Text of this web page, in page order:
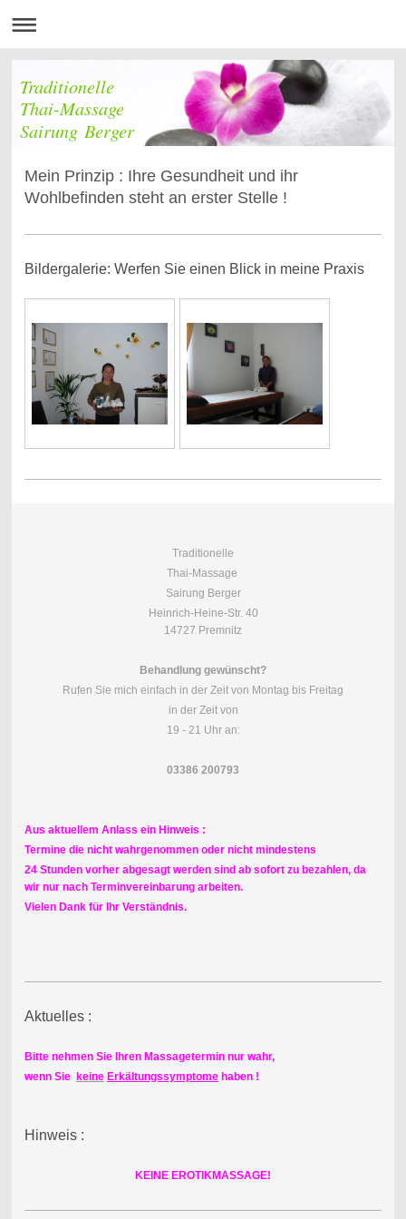
Traditionelle
Thai-Massage
Sairung Berger
Mein Prinzip : Ihre Gesundheit und ihr
Wohlbefinden steht an erster Stelle !
Bildergalerie: Werfen Sie einen Blick in meine Praxis
Traditionelle
Thai-Massage
Sairung Berger
Heinrich-Heine-Str. 40
14727 Premnitz
Behandlung gewünscht?
Rufen Sie mich einfach in der Zeit von Montag bis Freitag
in der Zeit von
19 - 21 Uhr an:
03386 200793
Aus aktuellem Anlass ein Hinweis :
Termine die nicht wahrgenommen oder nicht mindestens
24 Stunden vorher abgesagt werden sind ab sofort zu bezahlen, da
wir nur nach Terminvereinbarung arbeiten.
Vielen Dank für Ihr Verständnis.
Aktuelles :
Bitte nehmen Sie Ihren Massagetermin nur wahr,
wenn Sie keine Erkältungssymptomehaben !
Hinweis :
KEINE EROTIKMASSAGE!